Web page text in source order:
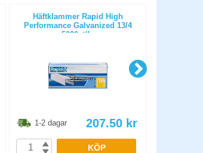
Häftklammer Rapid High
Performance Galvanized 13/4
5000st/fp
1-2 dagar 207.50 kr
KÖP